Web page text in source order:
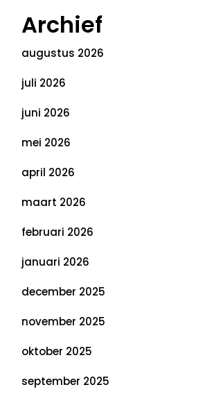
Archief
augustus 2026
juli 2026
juni 2026
mei 2026
april 2026
maart 2026
februari 2026
januari 2026
december 2025
november 2025
oktober 2025
september 2025